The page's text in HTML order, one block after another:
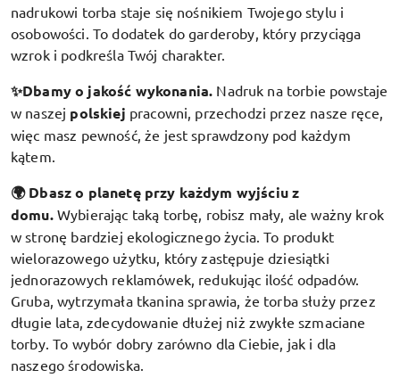
nadrukowi torba staje się nośnikiem Twojego stylu i
osobowości. To dodatek do garderoby, który przyciąga
wzrok i podkreśla Twój charakter.
✨Dbamy o jakość wykonania. Nadruk na torbie powstaje
w naszej polskiej pracowni, przechodzi przez nasze ręce,
więc masz pewność, że jest sprawdzony pod każdym
kątem.
🌍 Dbasz o planetę przy każdym wyjściu z
domu. Wybierając taką torbę, robisz mały, ale ważny krok
w stronę bardziej ekologicznego życia. To produkt
wielorazowego użytku, który zastępuje dziesiątki
jednorazowych reklamówek, redukując ilość odpadów.
Gruba, wytrzymała tkanina sprawia, że torba służy przez
długie lata, zdecydowanie dłużej niż zwykłe szmaciane
torby. To wybór dobry zarówno dla Ciebie, jak i dla
naszego środowiska.